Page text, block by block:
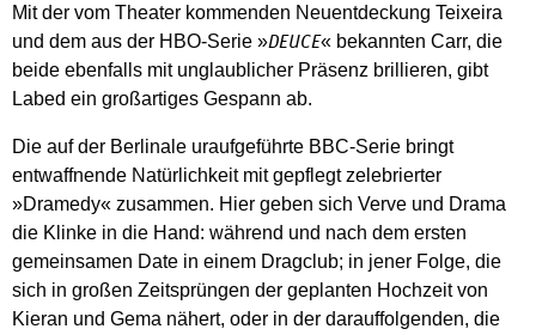
Mit der vom Theater kommenden Neuentdeckung Teixeira
und dem aus der HBO-Serie »DEUCE« bekannten Carr, die
beide ebenfalls mit unglaublicher Präsenz brillieren, gibt
Labed ein großartiges Gespann ab.
Die auf der Berlinale uraufgeführte BBC-Serie bringt
entwaffnende Natürlichkeit mit gepflegt zelebrierter
»Dramedy« zusammen. Hier geben sich Verve und Drama
die Klinke in die Hand: während und nach dem ersten
gemeinsamen Date in einem Dragclub; in jener Folge, die
sich in großen Zeitsprüngen der geplanten Hochzeit von
Kieran und Gema nähert, oder in der darauffolgenden, die